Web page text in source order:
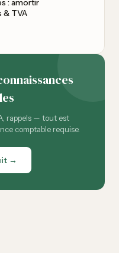
: amortir
& TVA
rappels — tout est
comptable requise.
→